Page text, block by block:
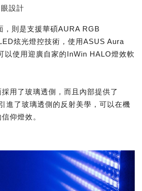
設計
，則是支援華碩AURA RGB
炫光燈控技術，使用ASUS Aura
以使用迎廣自家的InWin HALO燈效軟
用了玻璃透側，而且內部提供了
進了玻璃透側的反射美學，可以在機
仰燈效。